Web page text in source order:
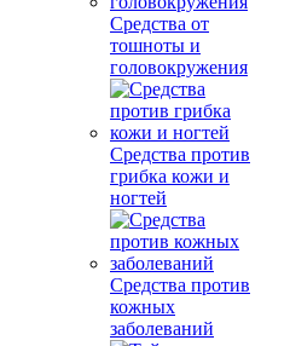
Средства от
тошноты и
головокружения
Средства против
грибка кожи и
ногтей
Средства против
кожных
заболеваний